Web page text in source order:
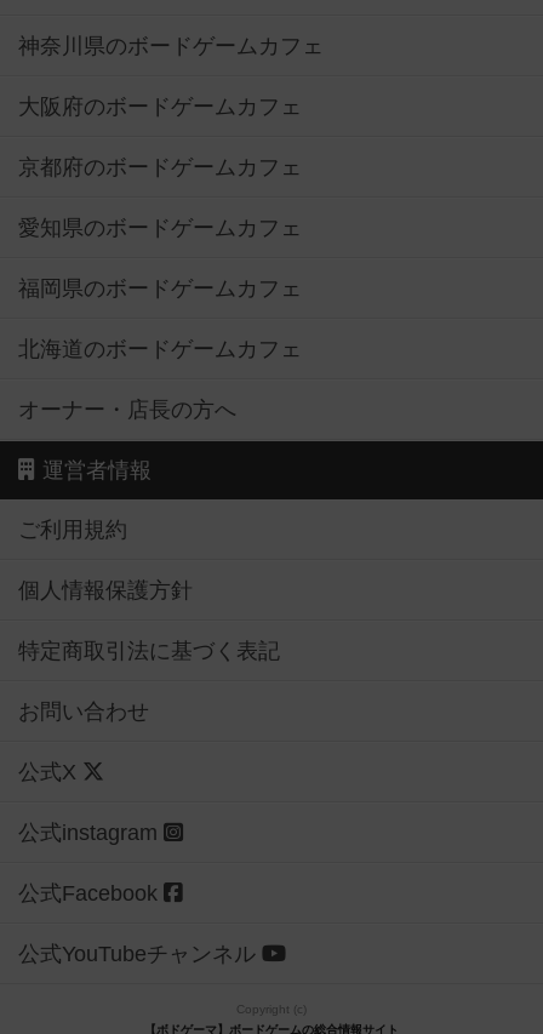
神奈川県のボードゲームカフェ
大阪府のボードゲームカフェ
京都府のボードゲームカフェ
愛知県のボードゲームカフェ
福岡県のボードゲームカフェ
北海道のボードゲームカフェ
オーナー・店長の方へ
運営者情報
ご利用規約
個人情報保護方針
特定商取引法に基づく表記
お問い合わせ
公式X
公式instagram
公式Facebook
公式YouTubeチャンネル
Copyright (c)
【ボドゲーマ】ボードゲームの総合情報サイト